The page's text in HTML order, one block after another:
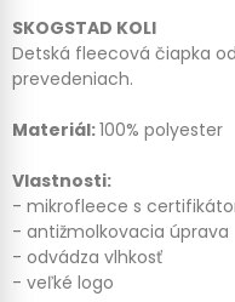
SKOGSTAD KOLI
Detská fleecová čiapka
prevedeniach.
Materiál:100% polyester
Vlastnosti:
- mikrofleece s
- antižmolkovacia úprava
- odvádza vlhkosť
- veľké logo